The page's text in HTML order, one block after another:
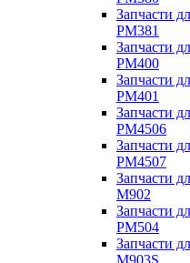
Запчасти
PM381
Запчасти
PM400
Запчасти
PM401
Запчасти
PM4506
Запчасти
PM4507
Запчасти
M902
Запчасти
PM504
Запчасти
M903S